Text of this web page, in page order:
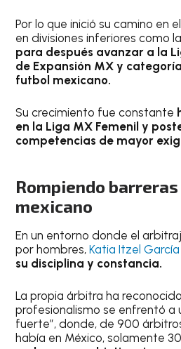
Por lo que inició su camino en
en divisiones inferiores como
para después avanzar a la
de Expansión MX y
futbol mexicano.
Su crecimiento fue constante
en la Liga MX Femenil y
competencias de mayor
Rompiendo
mexicano
En un entorno donde el
por hombres, Katia Itzel García
su disciplina y constancia.
La propia árbitra ha
profesionalismo se enfrentó a
fuerte”, donde, de 900
había en México, solamente